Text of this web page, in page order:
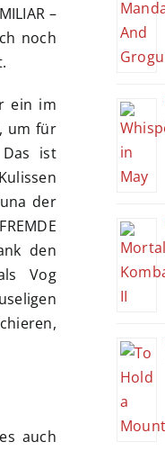
–
noch
ein im
um für
Das ist
der
den
Vog
auch